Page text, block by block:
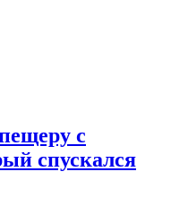
с
спускался